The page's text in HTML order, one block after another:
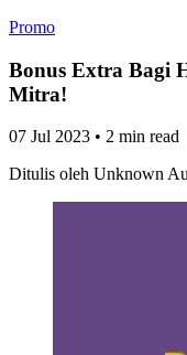
Promo
Bonus Extra Bagi
Mitra!
07 Jul 2023 • 2 min read
Ditulis oleh Unknown